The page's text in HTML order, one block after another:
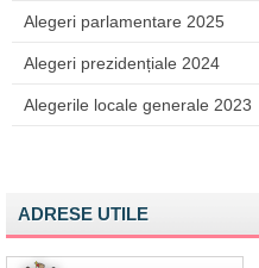
Alegeri parlamentare 2025
Alegeri prezidențiale 2024
Alegerile locale generale 2023
ADRESE UTILE